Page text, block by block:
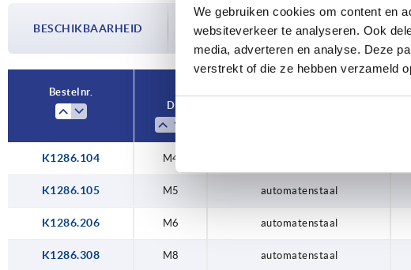
We gebruiken cookies om content en
websiteverkeer te analyseren. Ook
media, adverteren en analyse. Deze
verstrekt of die ze hebben verzameld
M8
rvs 33
BESCHIKBAARHEID
De beschikbaarheid wordt meerdere keren per
bijgewerkt. In de laatste stap voordat je je
over de bevestigde verzenddatum.
Bestelnr.
D
K1286.104 M4
K1286.105 M5 automatenstaal
K1286.206 M6 automatenstaal
K1286.308 M8 automatenstaal